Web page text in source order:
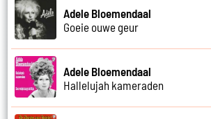
Adele Bloemendaal
Goeie ouwe geur
Adele Bloemendaal
Hallelujah kameraden